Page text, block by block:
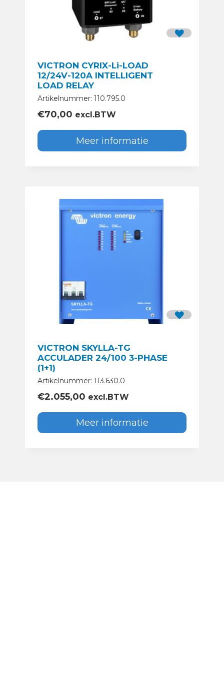
VICTRON CYRIX-Li-LOAD
12/24V-120A INTELLIGENT
LOAD RELAY
Artikelnummer: 110.795.0
€70,00 excl.BTW
Meer informatie
VICTRON SKYLLA-TG
ACCULADER 24/100 3-PHASE
(1+1)
Artikelnummer: 113.630.0
€2.055,00 excl.BTW
Meer informatie